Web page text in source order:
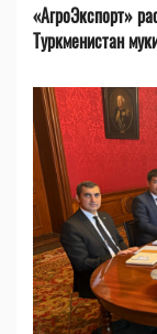
«АгроЭкспорт»
Туркменистан